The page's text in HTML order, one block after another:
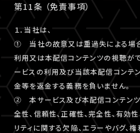
第11条 （免責事項）
１．当社は、
① 当社の故意又は重過失による場
利用又は本配信コンテンツの視聴が
ービスの利用及び当該本配信コンテ
金等を返金する義務を負いません。
② 本サービス及び本配信コンテン
全性、信頼性、正確性、完全性、有効
リティに関する欠陥、エラーやバグ、